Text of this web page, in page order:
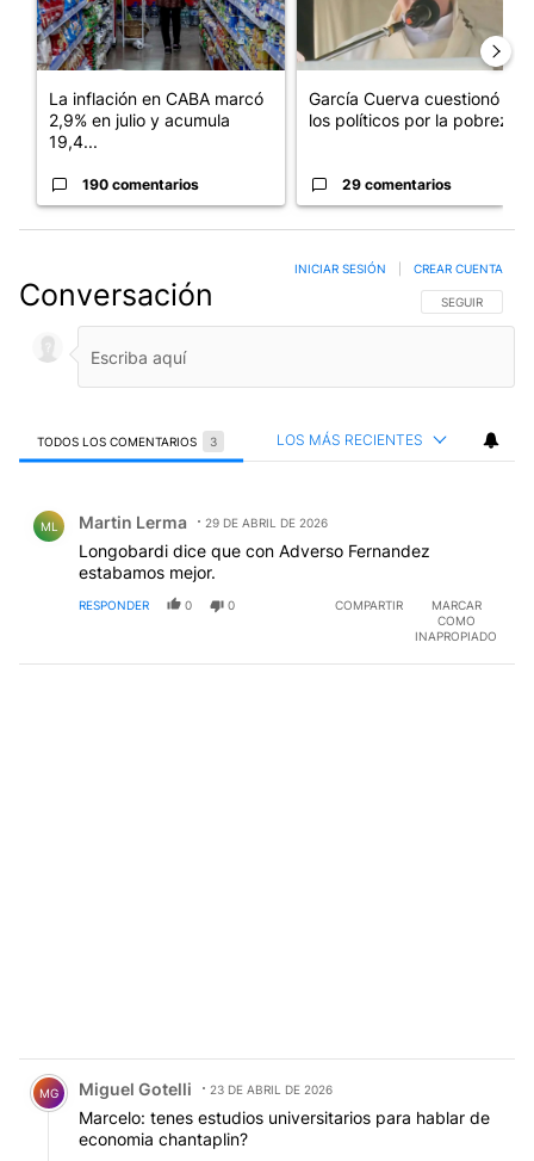
La inflación en CABA marcó
2,9% en julio y acumula
19,4...
190 comentarios
García Cuerva cuestionó a
los políticos por la pobreza
29 comentarios
Conversación SIGA ESTA
SEGUIR
INICIAR SESIÓN CREAR CUENTA
TODOS LOS COMENTARIOS 3 LOS MÁS RECIENTES
ML Martin Lerma 29 DE ABRIL DE 2026
Longobardi dice que con Adverso Fernandez
estabamos mejor.
RESPONDER 0 0 COMPARTIR
MARCAR
COMO
INAPROPIADO
Comentario de Miguel Gotelli.
MG Miguel Gotelli 23 DE ABRIL DE 2026
Marcelo: tenes estudios universitarios para hablar de
economia chantaplin?